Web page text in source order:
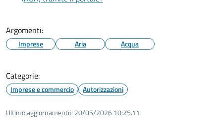
Argomenti:
Imprese Aria Acqua
Categorie:
Imprese e commercio Autorizzazioni
Ultimo aggiornamento: 20/05/2026 10:25.11